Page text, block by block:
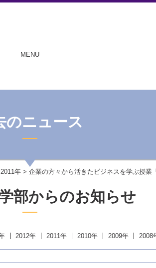
MENU
のニュース
2011年 > 企業の方々から活きたビジネスを学ぶ授業
部からのお知らせ
2012年 2011年 2010年 2009年 2008